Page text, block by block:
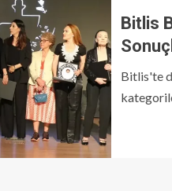
Bitlis
Bitlis'te